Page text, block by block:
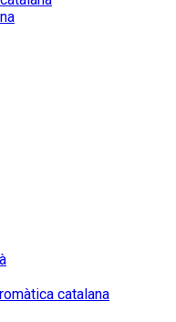
catalana